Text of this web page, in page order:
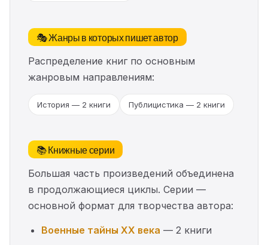
🎭 Жанры в которых пишет автор
Распределение книг по основным
жанровым направлениям:
История — 2 книги Публицистика — 2 книги
📚 Книжные серии
Большая часть произведений объединена
в продолжающиеся циклы. Серии —
основной формат для творчества автора:
Военные тайны XX века — 2 книги